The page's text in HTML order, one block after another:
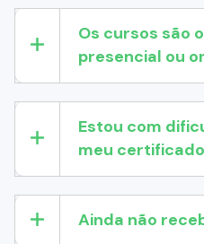
Os cursos são
presencial ou
Estou com
meu
Ainda não